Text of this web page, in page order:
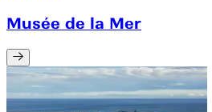
Musée de la Mer